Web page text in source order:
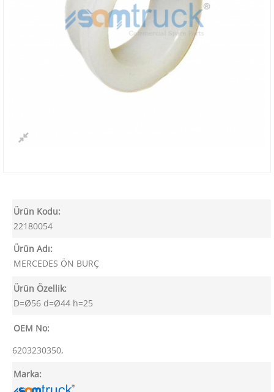
Ürün Kodu:
22180054
Ürün Adı:
MERCEDES ÖN BURÇ
Ürün Özellik:
D=Ø56 d=Ø44 h=25
OEM No:
6203230350,
Marka: